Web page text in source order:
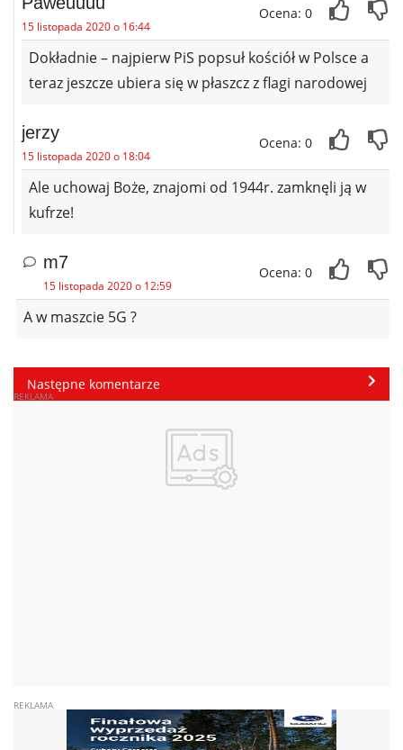
15 listopada 2020 o 16:44
Ocena: 0
Dokładnie – najpierw PiS popsuł kościół w Polsce a
teraz jeszcze ubiera się w płaszcz z flagi narodowej
jerzy
15 listopada 2020 o 18:04
Ocena: 0
Ale uchowaj Boże, znajomi od 1944r. zamknęli ją w
kufrze!
m7
15 listopada 2020 o 12:59
Ocena: 0
A w maszcie 5G ?
Następne komentarze